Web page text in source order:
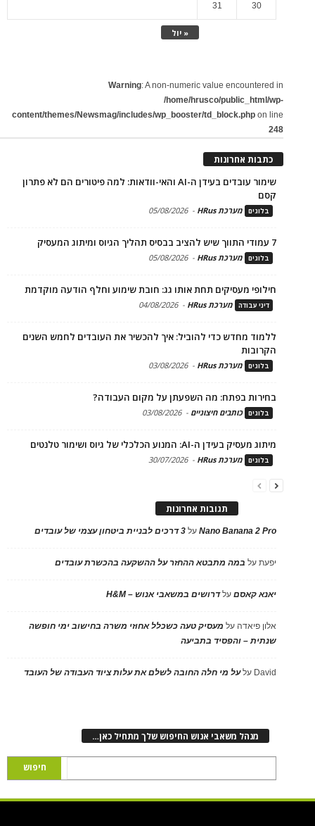
« יול
30
31
Warning: A non-numeric value encountered in
/home/hrusco/public_html/wp-
content/themes/Newsmag/includes/wp_booster/td_block.php on line
248
כתבות אחרונות
שימור עובדים בעידן ה-AI והאי-וודאות: למה פיטורים הם לא פתרון
קסם
בלוגים מערכת HRus -
05/08/2026
7 עמודי התווך שיש להציב בבסיס תהליך הגיוס ומיתוג המעסיק
בלוגים מערכת HRus -
05/08/2026
חילופי מעסיקים תחת אותו גג: חובת שימוע וחלף הודעה מוקדמת
דיני עבודה מערכת HRus -
04/08/2026
ללמוד מחדש כדי להוביל: איך להכשיר את העובדים לחמש השנים
הקרובות
בלוגים מערכת HRus -
03/08/2026
בחירות בפתח: מה השפעתן על מקום העבודה?
בלוגים כותבים חיצוניים -
03/08/2026
מיתוג מעסיק בעידן ה-AI: המנוע הכלכלי של גיוס ושימור טלנטים
בלוגים מערכת HRus -
30/07/2026
תגובות אחרונות
Nano Banana 2 Proעל 3 דרכים לבניית ביטחון עצמי של עובדים
יפעתעל במה מתבטא ההחזר על ההשקעה בהכשרת עובדים
יאנא קאסםעלדרושים במשאבי אנוש – H&M
אלון פיאדה על מעסיק טעה כשכלל אחוזי משרה בחישוב ימי חופשה
שנתית – והפסיד בתביעה
David עלעל מי חלה החובה לשלם את עלות ציוד העבודה של העובד
מנהל משאבי אנוש החיפוש שלך מתחיל כאן…